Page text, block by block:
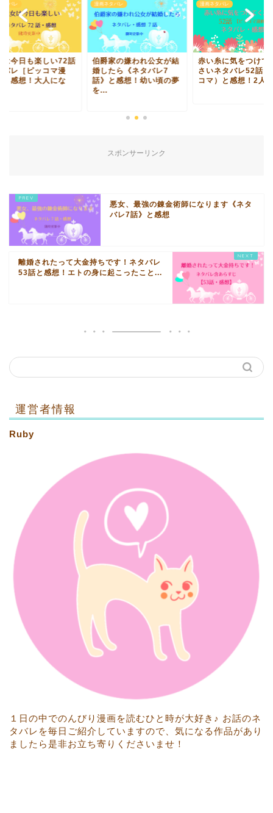
タバレ
は今日も楽しい72話
バレ［ピッコマ漫
と感想！大人にな
漫画ネタバレ
伯爵家の嫌われ公女が結
婚したら《ネタバレ7
話》と感想！幼い頃の夢
を...
漫画ネタバレ
赤い糸に気をつけて
さいネタバレ52話（
コマ）と感想！2人
スポンサーリンク
悪女、最強の錬金術師になります《ネタ
バレ7話》と感想
離婚されたって大金持ちです！ネタバレ
53話と感想！エトの身に起こったこと...
運営者情報
Ruby
１日の中でのんびり漫画を読むひと時が大好き♪ お話のネ
タバレを毎日ご紹介していますので、気になる作品があり
ましたら是非お立ち寄りくださいませ！